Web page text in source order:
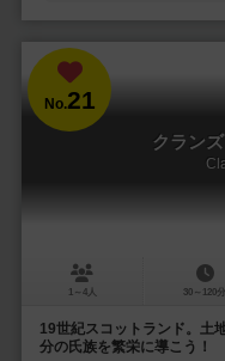
No.21
クラン
1～4人 30～120分
19世紀スコットランド。土
分の氏族を繁栄に導こう！